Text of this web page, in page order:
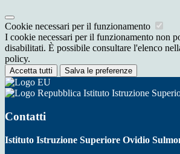
Cookie necessari per il funzionamento
I cookie necessari per il funzionamento non
disabilitati. È possibile consultare l'elenco
policy.
Accetta tutti Salva le preferenze
Istituto Istruzione
Contatti
Istituto Istruzione Superiore Ovidio